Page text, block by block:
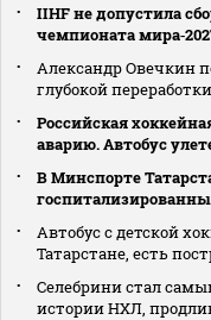
IIHF не допустила
чемпионата
Александр Овечкин
глубокой
Российская
аварию. Автобус
В Минспорте
Автобус с детской
Татарстане, есть
Селебрини стал
истории НХЛ,